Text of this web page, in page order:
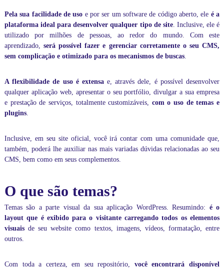
d
A
t
r
é
s
d
o
s
u
s
o
s
i
Pela sua facilidade de uso e por ser um software de código aberto, ele é a
plataforma ideal para desenvolver qualquer tipo de site. Inclusive, ele é
utilizado por milhões de pessoas, ao redor do mundo. Com este
aprendizado,será possível fazer e gerenciar corretamente o seu CMS,
sem complicação e otimizado para os mecanismos de buscas.
A flexibilidade de uso é extensae, através dele, é possível desenvolver
qualquer aplicação web, apresentar o seu portfólio, divulgar a sua empresa
e prestação de serviços, totalmente customizáveis, com o uso de temas e
plugins.
Inclusive, em seu site oficial, você irá contar com umacomunidade que,
também, poderá lhe auxiliar nas mais variadas dúvidas relacionadas ao seu
CMS, bem como em seus complementos.
O que são temas?
Temas são a parte visual da sua aplicação WordPress. Resumindo: é o
layout que é exibido para o visitante carregando todos os elementos
visuaisde seu website como textos, imagens, vídeos, formatação, entre
outros.
Com toda a certeza, em seu repositório, você encontrará disponível